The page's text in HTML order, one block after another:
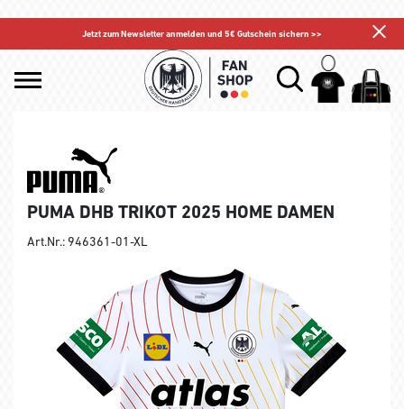
Jetzt zum Newsletter anmelden und 5€ Gutschein sichern >>
PUMA DHB TRIKOT 2025 HOME DAMEN
Art.Nr.: 946361-01-XL